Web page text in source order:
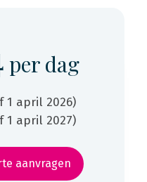
per dag
1 april 2026)
1 april 2027)
aanvragen